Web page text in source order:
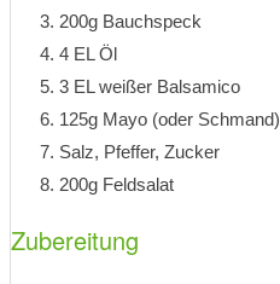
200g Bauchspeck
4 EL Öl
3 EL weißer Balsamico
125g Mayo (oder Schmand)
Salz, Pfeffer, Zucker
200g Feldsalat
Zubereitung